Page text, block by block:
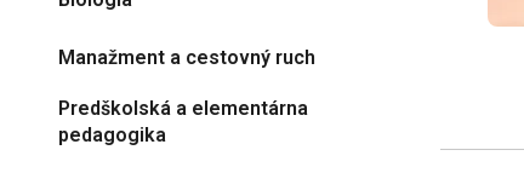
Manažment a cestovný ruch
Predškolská a elementárna
pedagogika